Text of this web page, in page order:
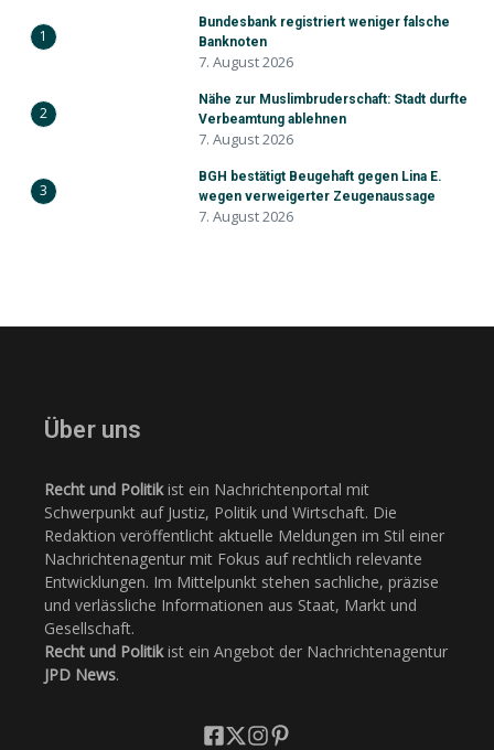
1
Bundesbank registriert weniger falsche
Banknoten
7. August 2026
2
Nähe zur Muslimbruderschaft: Stadt durfte
Verbeamtung ablehnen
7. August 2026
3
BGH bestätigt Beugehaft gegen Lina E.
wegen verweigerter Zeugenaussage
7. August 2026
Über uns
Recht und Politikist ein Nachrichtenportal mit
Schwerpunkt auf Justiz, Politik und Wirtschaft. Die
Redaktion veröffentlicht aktuelle Meldungen im Stil einer
Nachrichtenagentur mit Fokus auf rechtlich relevante
Entwicklungen. Im Mittelpunkt stehen sachliche, präzise
und verlässliche Informationen aus Staat, Markt und
Gesellschaft.
Recht und Politikist ein Angebot der Nachrichtenagentur
JPD News.